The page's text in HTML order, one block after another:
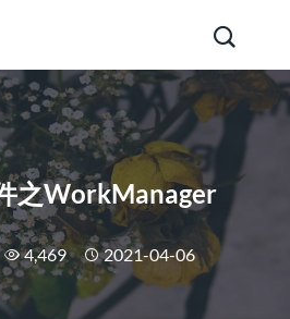
之WorkManager
4,469 2021-04-06